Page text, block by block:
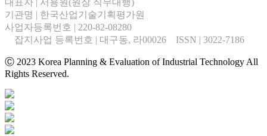
기관명 | 한국산업기술기획평가원
사업자등록번호 | 220-82-08280
잡지사업 등록번호 | 대구동, 라00026 ISSN | 3022-7186
Ⓒ 2023 Korea Planning & Evaluation of Industrial Technology All
Rights Reserved.